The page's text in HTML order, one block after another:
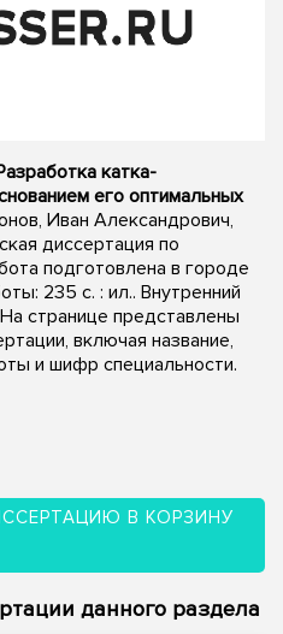
катка-
его оптимальных
Иван Александрович,
диссертация по
подготовлена в городе
235 с. : ил.. Внутренний
странице представлены
включая название,
и шифр специальности.
В КОРЗИНУ
данного раздела